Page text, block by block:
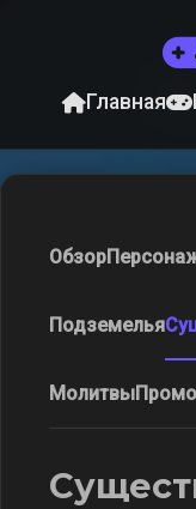
Главная
Обзор
Подземелья
Молитвы